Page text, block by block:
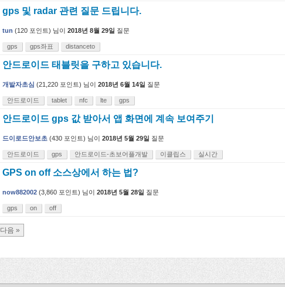
gps 및 radar 관련 질문 드립니다.
tun (120 포인트) 님이 2018년 8월 29일 질문
gps gps좌표 distanceto
안드로이드 태블릿을 구하고 있습니다.
개발자초심 (21,220 포인트) 님이 2018년 6월 14일 질문
안드로이드 tablet nfc lte gps
안드로이드 gps 값 받아서 앱 화면에 계속 보여주기
드이로드안보초 (430 포인트) 님이 2018년 5월 29일 질문
안드로이드 gps 안드로이드-초보어플개발 이클립스 실시간
GPS on off 소스상에서 하는 법?
now882002 (3,860 포인트) 님이 2018년 5월 28일 질문
gps on off
다음 »